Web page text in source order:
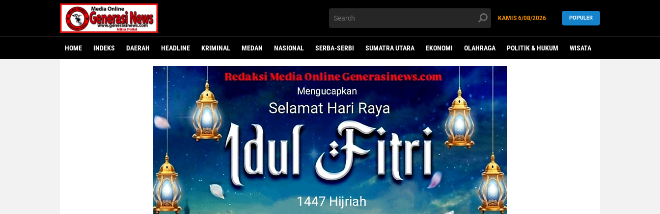
KAMIS 6/08/2026 POPULER
HOME INDEKS DAERAH HEADLINE KRIMINAL MEDAN NASIONAL SERBA-SERBI SUMATRA UTARA EKONOMI OLAHRAGA POLITIK & HUKUM WISATA